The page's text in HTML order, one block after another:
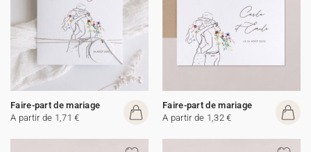
Faire-part de mariage
A partir de 1,71 €
Faire-part de mariage
A partir de 1,32 €